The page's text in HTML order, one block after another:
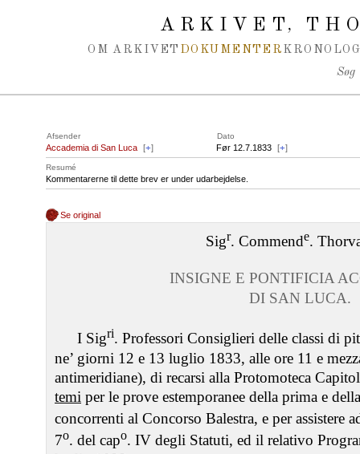
ARKIVET,
OM ARKIVET DOKUMENTER
Søg
Afsender Dato
Accademia di San Luca [+] Før 12.7.1833 [+]
Resumé
Kommentarerne til dette brev er under udarbejdelse.
Se original
Sigr. Commende.
INSIGNE E PONTIFICIA
DI SAN LUCA.
I Sigri. Professori Consiglieri delle classi di
ne’ giorni 12 e 13 luglio 1833, alle ore 11 e
antimeridiane), di recarsi alla Protomoteca
temi per le prove estemporanee della prima e
concorrenti al Concorso Balestra, e per assistere
7o. del capo. IV degli Statuti, ed il relativo